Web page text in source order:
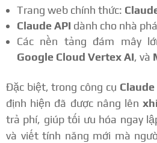
Trang web chính thức:
Claude API dành cho nhà
Các nền tảng đám mây
Google Cloud Vertex AI, và
Đặc biệt, trong công cụ Claude
định hiện đã được nâng lên
trả phí, giúp tối ưu hóa ngay
và viết tính năng mới mà